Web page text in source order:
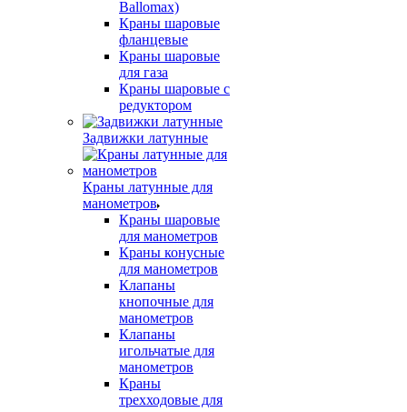
Ballomax)
Краны шаровые
фланцевые
Краны шаровые
для газа
Краны шаровые с
редуктором
Задвижки латунные
Краны латунные для
манометров
Краны шаровые
для манометров
Краны конусные
для манометров
Клапаны
кнопочные для
манометров
Клапаны
игольчатые для
манометров
Краны
трехходовые для